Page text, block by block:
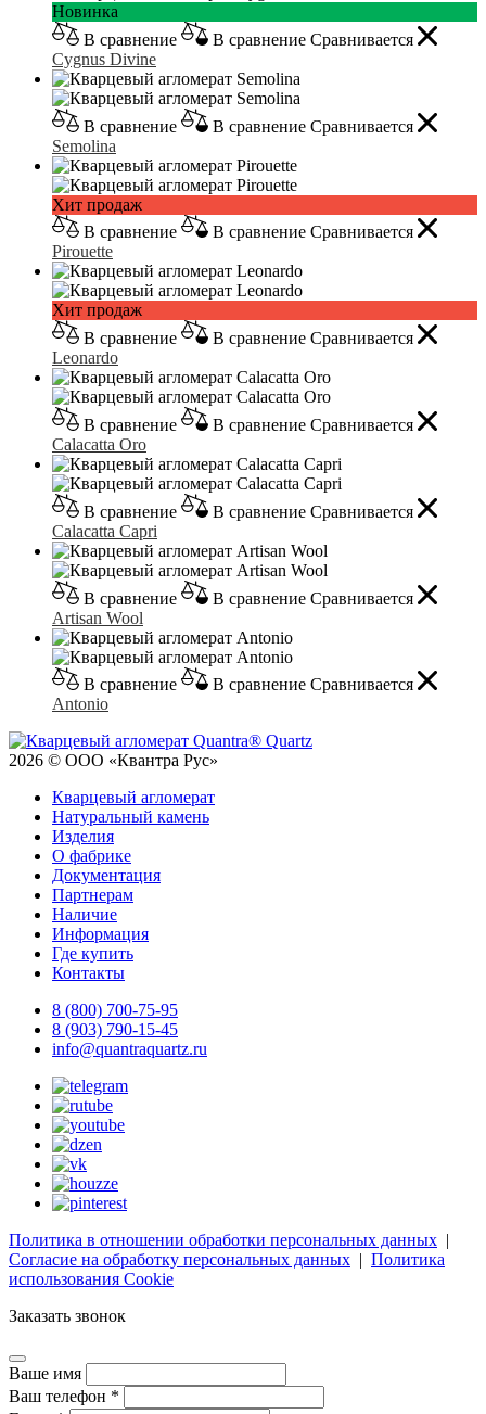
Новинка
В сравнение
В сравнение Сравнивается
Cygnus Divine
В сравнение В сравнение Сравнивается
Semolina
Хит продаж
В сравнение
В сравнение Сравнивается
Pirouette
Хит продаж
В сравнение
В сравнение Сравнивается
Leonardo
В сравнение В сравнение Сравнивается
Calacatta Oro
В сравнение В сравнение Сравнивается
Calacatta Capri
В сравнение В сравнение Сравнивается
Artisan Wool
В сравнение В сравнение Сравнивается
Antonio
2026 © ООО «Квантра Рус»
Кварцевый агломерат
Натуральный камень
Изделия
О фабрике
Документация
Партнерам
Наличие
Информация
Где купить
Контакты
8 (800) 700-75-95
8 (903) 790-15-45
info@quantraquartz.ru
Политика в отношении обработки персональных данных |
Согласие на обработку персональных данных | Политика
использования Cookie
Заказать звонок
Ваше имя
Ваш телефон *